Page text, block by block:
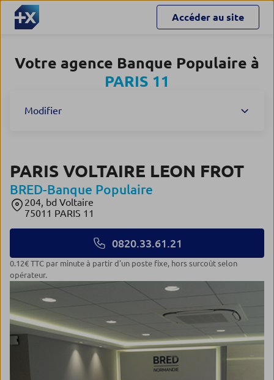
Accéder au site
Votre agence Banque Populaire à
PARIS 11
Modifier
PARIS VOLTAIRE LEON FROT
BRED-Banque Populaire
204, bd Voltaire
75011 PARIS 11
0820.33.61.21
0.12€ TTC par minute à partir d'un poste fixe, hors surcoût selon
opérateur.